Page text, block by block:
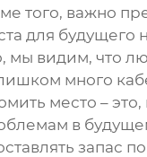
того, важно
для будущего
мы видим, что
много
место –
в
запас